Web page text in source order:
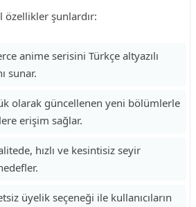
şunlardır:
anime serisini Türkçe altyazılı
sunar.
olarak güncellenen yeni bölümlerle
erişim sağlar.
hızlı ve kesintisiz seyir
üyelik seçeneği ile kullanıcıların